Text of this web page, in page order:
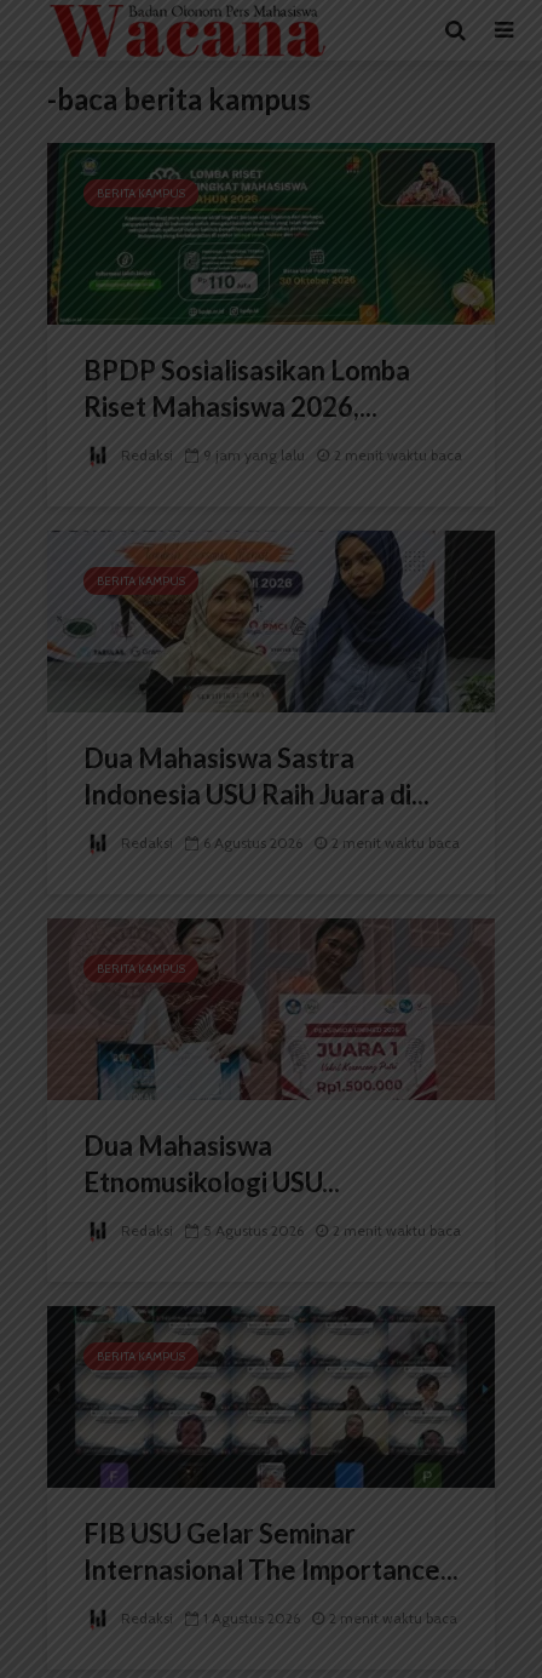
-baca berita kampus
BERITA KAMPUS
BPDP Sosialisasikan Lomba
Riset Mahasiswa 2026,...
Redaksi 9 jam yang lalu 2 menit waktu baca
BERITA KAMPUS
Dua Mahasiswa Sastra
Indonesia USU Raih Juara di...
Redaksi 6 Agustus 2026 2 menit waktu baca
BERITA KAMPUS
Dua Mahasiswa
Etnomusikologi USU...
Redaksi 5 Agustus 2026 2 menit waktu baca
BERITA KAMPUS
FIB USU Gelar Seminar
Internasional The Importance...
Redaksi 1 Agustus 2026 2 menit waktu baca